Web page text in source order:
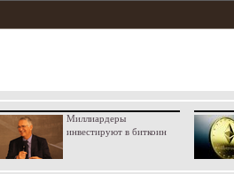
Миллиардеры
инвестируют в биткоин